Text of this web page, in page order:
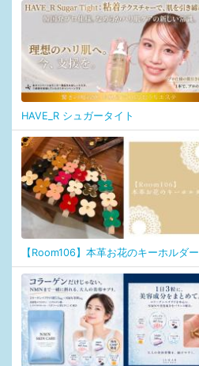
HAVE_R シュガータイト
【Room106】本革お花のキーホルダー